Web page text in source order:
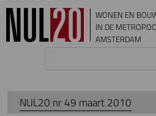
Overslaan en naar de inhoud gaan
WONEN EN
IN DE
AMSTERDAM
NUL20 nr 49 maart 2010